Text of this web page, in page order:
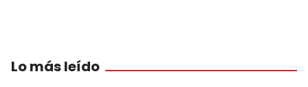
Lo más leído